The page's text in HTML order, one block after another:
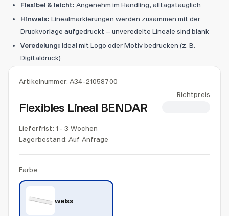
Artikelnummer:A34-21058700
Flexibles Lineal BENDAR
Richtpreis
Lieferfrist: 1 - 3 Wochen
Lagerbestand: Auf Anfrage
Farbe
weiss
Flexibel & leicht: Angenehm im Handling, alltagstauglich
Hinweis: Linealmarkierungen werden zusammen mit der
Druckvorlage aufgedruckt – unveredelte Lineale sind blank
Veredelung: Ideal mit Logo oder Motiv bedrucken (z. B.
Digitaldruck)